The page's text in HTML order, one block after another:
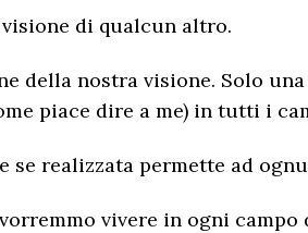
di qualcun altro.
della nostra visione. Solo
piace dire a me) in tutti i
se realizzata permette ad
vivere in ogni